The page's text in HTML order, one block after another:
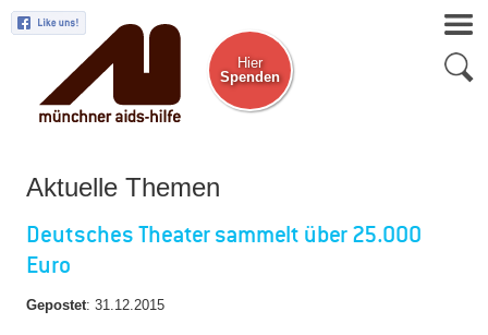
Hier
Spenden
Aktuelle Themen
Deutsches Theater sammelt über 25.000
Euro
Gepostet: 31.12.2015